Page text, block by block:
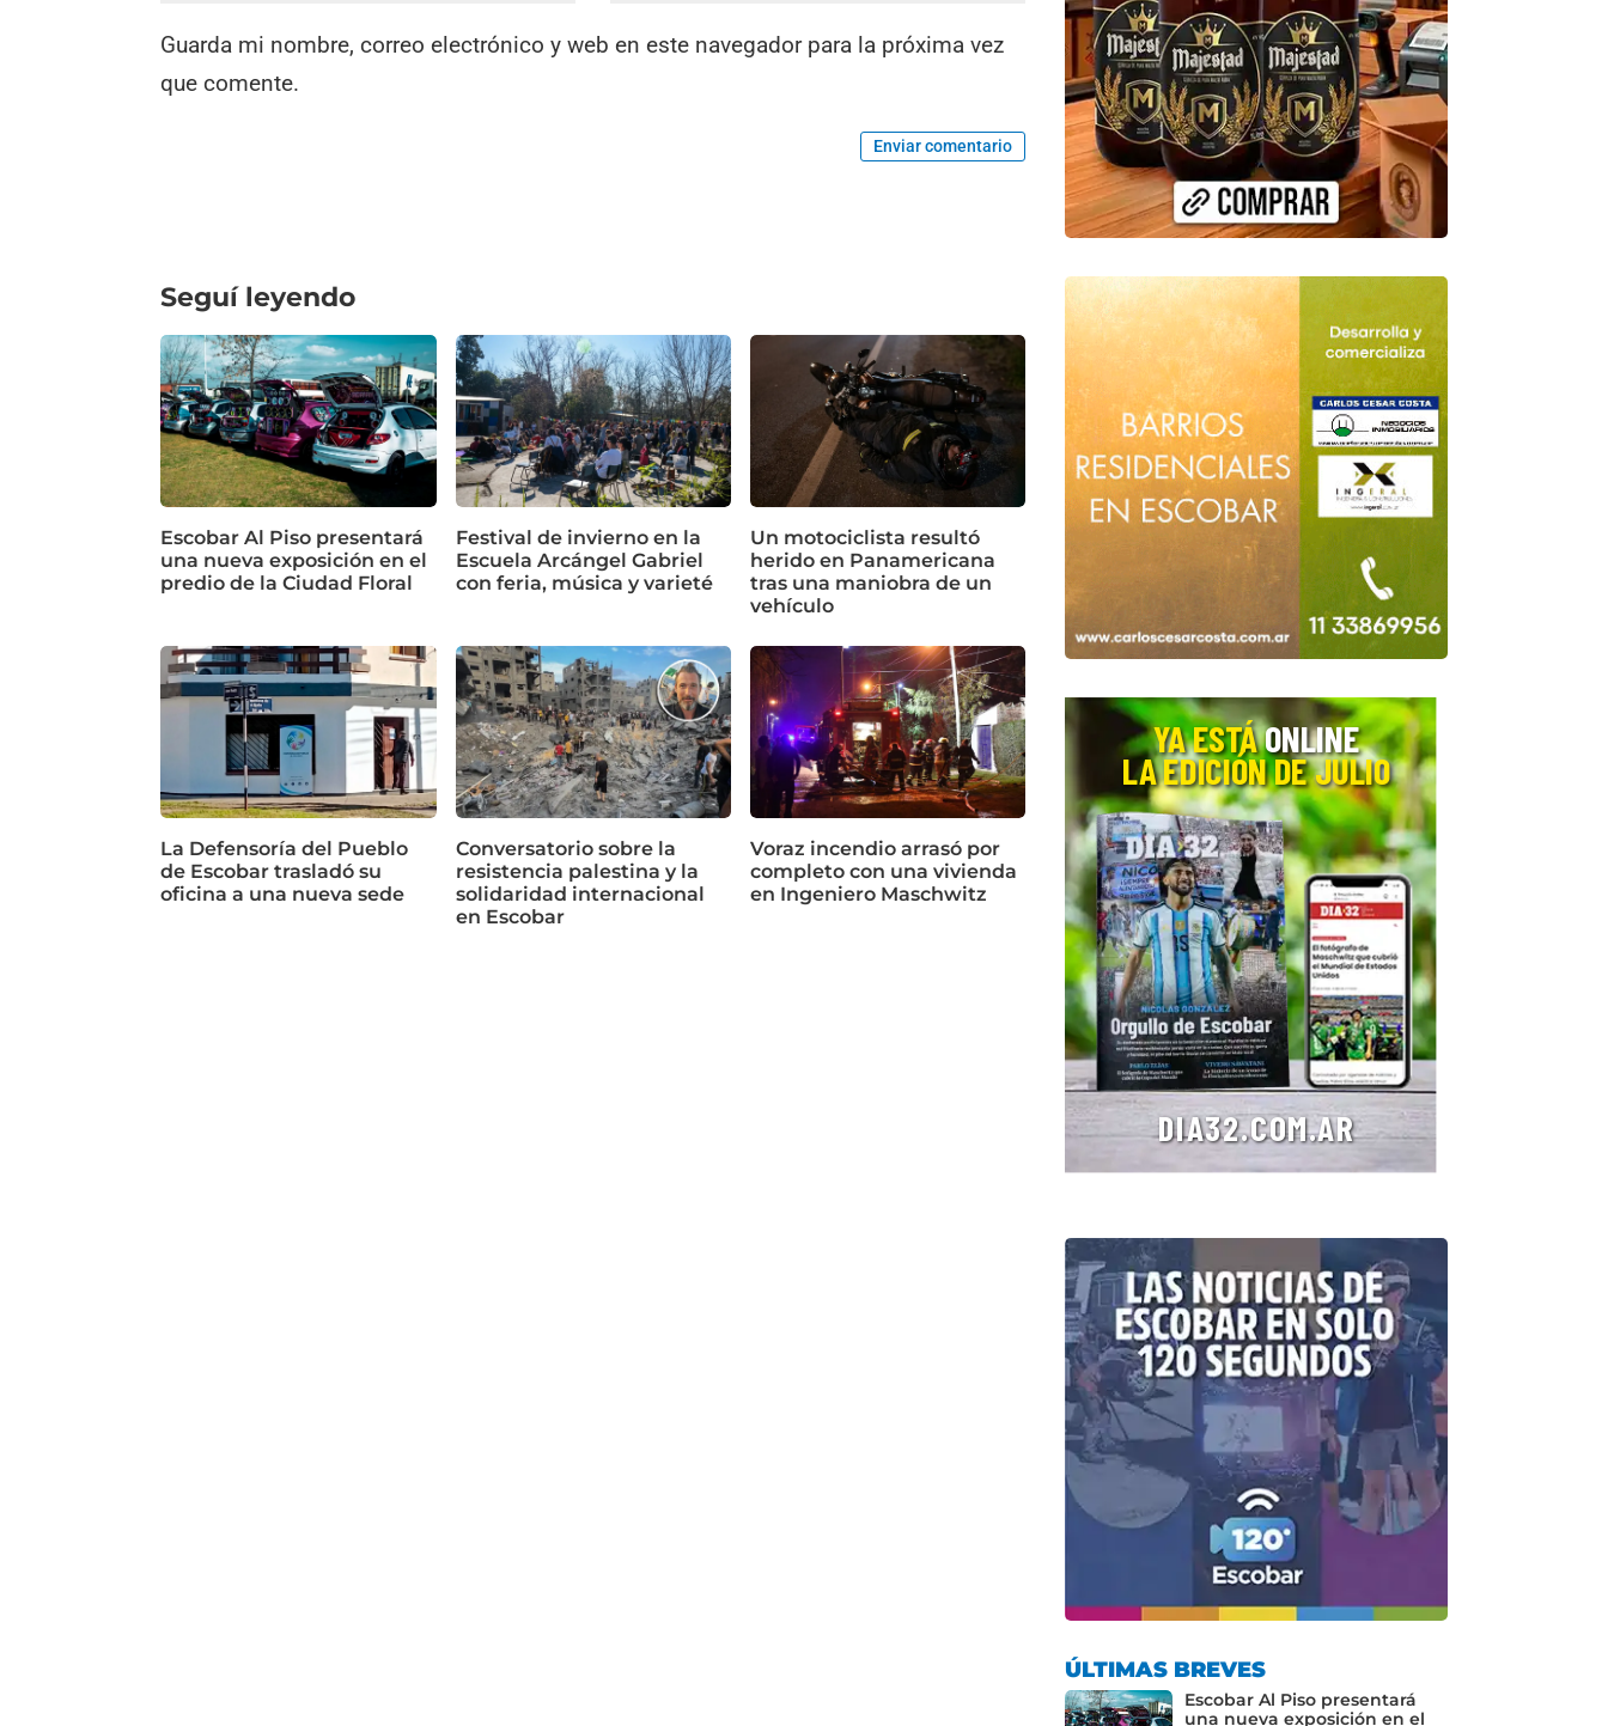
Guarda mi nombre, correo electrónico y web en este navegador para la próxima vez
que comente.
Enviar comentario
Seguí leyendo
Escobar Al Piso presentará
una nueva exposición en el
predio de la Ciudad Floral
Festival de invierno en la
Escuela Arcángel Gabriel
con feria, música y varieté
Un motociclista resultó
herido en Panamericana
tras una maniobra de un
vehículo
La Defensoría del Pueblo
de Escobar trasladó su
oficina a una nueva sede
Conversatorio sobre la
resistencia palestina y la
solidaridad internacional
en Escobar
Voraz incendio arrasó por
completo con una vivienda
en Ingeniero Maschwitz
ÚLTIMAS BREVES
Escobar Al Piso presentará
una nueva exposición en el